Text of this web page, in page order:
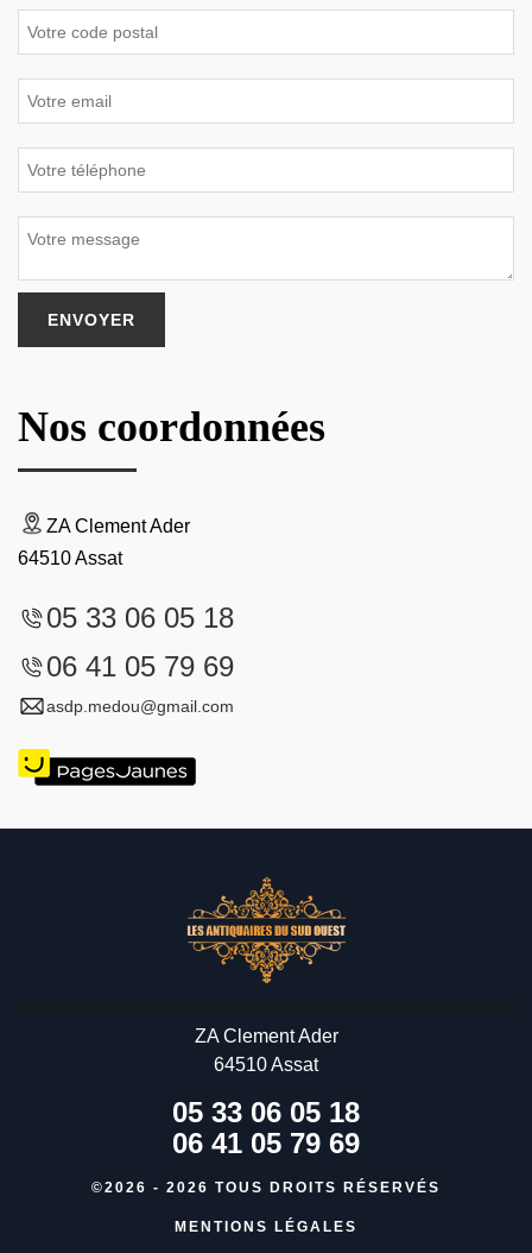
Nos coordonnées
ZA Clement Ader
64510 Assat
05 33 06 05 18
06 41 05 79 69
asdp.medou@gmail.com
ZA Clement Ader
64510 Assat
05 33 06 05 18
06 41 05 79 69
©2026 - 2026 TOUS DROITS RÉSERVÉS
MENTIONS LÉGALES